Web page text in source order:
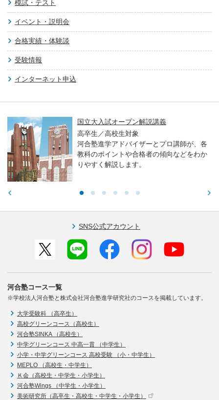
模試・テスト
イベント・説明会
合格実績・体験談
受験情報
インターネット申込
国立大入試オープン解説講義
高卒生／高校生対象
河合塾進学アドバイザーとプロ講師が、各
教科のポイントや合格者の傾向などをわか
りやすく解説します。
SNS公式アカウント
河合塾コース一覧
※学校法人河合塾と株式会社河合塾進学研究社のコースを掲載しています。
大学受験科 （高卒生）
高校グリーンコース（高校生）
河合塾SINKA （高校生）
中学グリーンコース 中高一貫 （中学生）
小学・中学グリーンコース 高校受験 （小・中学生）
MEPLO （高校生・中学生）
Ｋ会（高校生・中学生・小学生）
河合塾Wings （中学生・小学生）
美術研究所（高卒生・高校生・中学生・小学生）